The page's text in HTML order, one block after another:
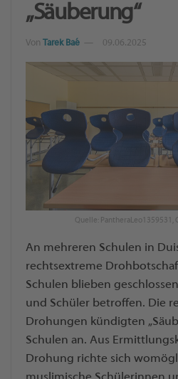
„Säuberung“
Von Tarek Baé 09.06.2025
Quelle: PantheraLeo1359531,
An mehreren Schulen in
rechtsextreme
Schulen blieben
und Schüler betroffen. Die
Drohungen kündigten
Schulen an. Aus
Drohung richte sich